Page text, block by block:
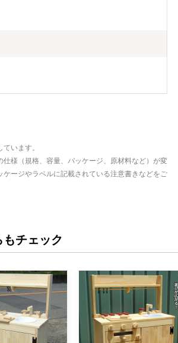
います。
様（規格、容量、パッケージ、原材料など）が変
ージやラベルに記載されている注意書きなどをご
チェック